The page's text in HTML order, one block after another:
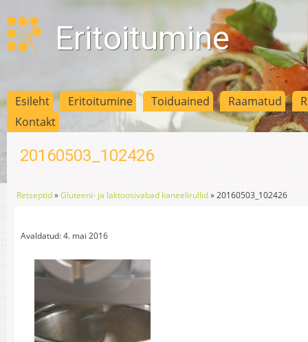
Eritoitumine
Esileht Eritoitumine Toiduained Raamatud
Kontakt
20160503_102426
Retseptid»Gluteeni- ja laktoosivabad kaneelirullid»20160503_102426
Avaldatud: 4. mai 2016